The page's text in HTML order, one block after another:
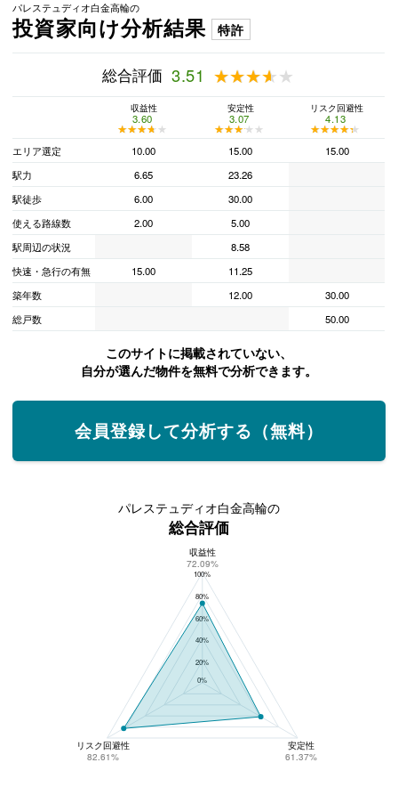
パレステュディオ白金高輪の
投資家向け分析結果 特許
総合評価 3.51 ★★★★★
★★★★★
収益性
3.60
★★★★★
★★★★★
安定性
3.07
★★★★★
★★★★★
リスク回避性
4.13
★★★★★
★★★★★
エリア選定
10.00 15.00
15.00
駅力
6.65
23.26
駅徒歩
6.00
30.00
使える路線数
2.00
5.00
駅周辺の状況
8.58
快速・急行の有無
15.00
11.25
築年数
12.00
30.00
総戸数
50.00
このサイトに掲載されていない、
自分が選んだ物件を無料で分析できます。
会員登録して分析する（無料）
パレステュディオ白金高輪の
総合評価
パレステュディオ白金高輪の総合評価
100%
80%
60%
40%
20%
0%
収益性
72.09%
リスク回避性
82.61%
安定性
61.37%